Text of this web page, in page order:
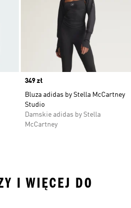
Price
349 zł
Bluza adidas by Stella McCartney
Studio
Damskie adidas by Stella
McCartney
I WIĘCEJ DO